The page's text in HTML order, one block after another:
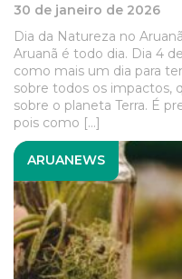
30 de janeiro de 2026
Dia da Natureza no
Aruanã é todo dia. Dia 4
como mais um dia para
sobre todos os impactos,
sobre o planeta Terra. É
pois como […]
ARUANEWS